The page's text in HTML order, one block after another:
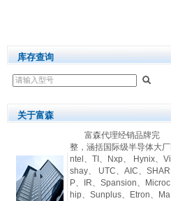
库存查询
关于富森
富森代理经销品牌完
整，涵括国际级半导体大厂I
ntel、TI、Nxp、 Hynix、Vi
shay、 UTC、AIC、SHAR
P、IR、Spansion、Microc
hip、Sunplus、Etron、Ma